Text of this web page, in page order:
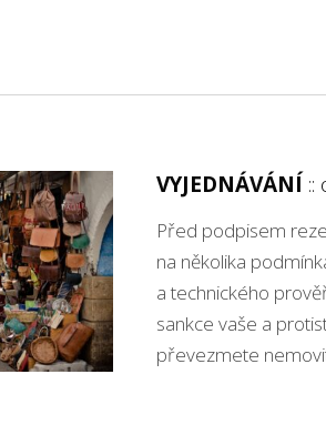
VYJEDNÁVÁNÍ ::
Před podpisem
na několika
a technického
sankce vaše a
převezmete